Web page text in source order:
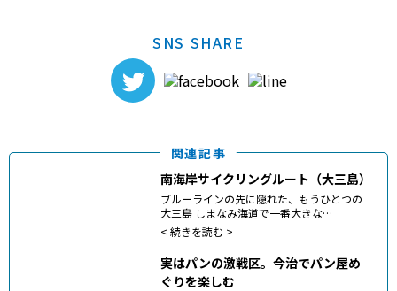
SNS SHARE
関連記事
南海岸サイクリングルート（大三島）
ブルーラインの先に隠れた、もうひとつの
大三島 しまなみ海道で一番大きな…
< 続きを読む >
実はパンの激戦区。今治でパン屋め
ぐりを楽しむ